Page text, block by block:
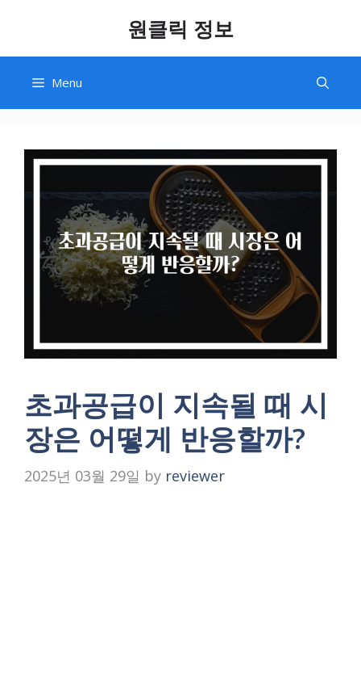
content
원클릭 정보
Menu
초과공급이 지속될 때 시
장은 어떻게 반응할까?
2025년 03월 29일 by reviewer